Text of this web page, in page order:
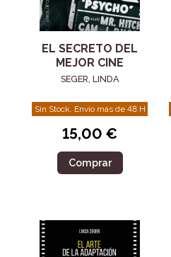
EL SECRETO DEL
MEJOR CINE
SEGER, LINDA
Sin Stock. Envío más de 48 H
15,00 €
Comprar